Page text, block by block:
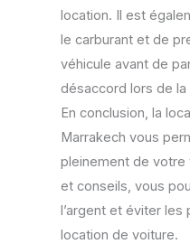
location. Il est
le carburant et de
véhicule avant de
désaccord lors de
En conclusion, la
Marrakech vous
pleinement de votre
et conseils, vous
l’argent et éviter
location de voiture.